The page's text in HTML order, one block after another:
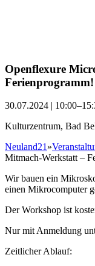
Openflexure
Ferienprogramm!
30.07.2024 |
Kulturzentrum, Bad
Neuland21»
Mitmach-Werkstatt –
Wir bauen ein
einen Mikrocomputer
Der Workshop ist
Nur mit Anmeldung
Zeitlicher Ablauf: